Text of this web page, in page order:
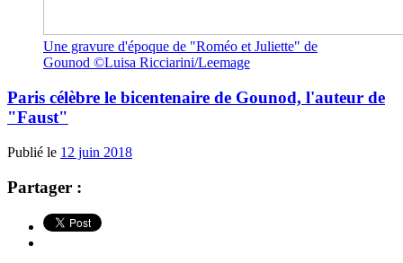
Une gravure d'époque de "Roméo et Juliette" de
Gounod ©Luisa Ricciarini/Leemage
Paris célèbre le bicentenaire de Gounod, l'auteur de
"Faust"
Publié le 12 juin 2018
Partager :